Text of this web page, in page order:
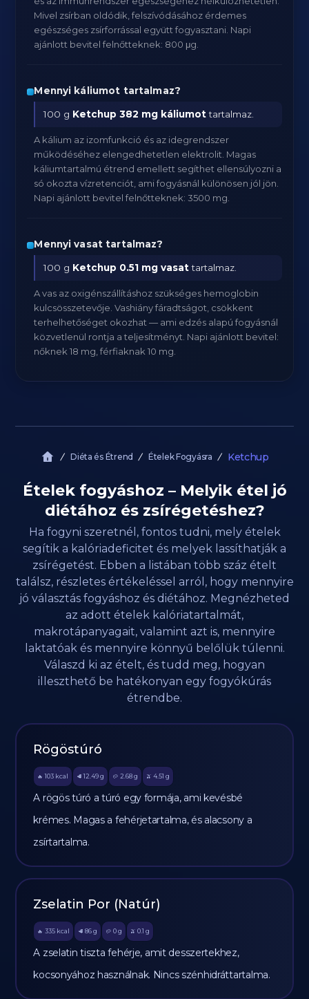
Mivel zsírban oldódik, felszívódásához érdemes
egészséges zsírforrással együtt fogyasztani. Napi
ajánlott bevitel felnőtteknek: 800 μg.
Mennyi káliumot tartalmaz?
100 g Ketchup 382 mg káliumottartalmaz.
A kálium az izomfunkció és az idegrendszer
működéséhez elengedhetetlen elektrolit. Magas
káliumtartalmú étrend emellett segíthet ellensúlyozni a
só okozta vízretenciót, ami fogyásnál különösen jól jön.
Napi ajánlott bevitel felnőtteknek: 3500 mg.
Mennyi vasat tartalmaz?
100 g Ketchup 0.51 mg vasattartalmaz.
A vas az oxigénszállításhoz szükséges hemoglobin
kulcsösszetevője. Vashiány fáradtságot, csökkent
terhelhetőséget okozhat — ami edzés alapú fogyásnál
közvetlenül rontja a teljesítményt. Napi ajánlott bevitel:
nőknek 18 mg, férfiaknak 10 mg.
Diéta és Étrend Ételek Fogyásra Ketchup
Ételek fogyáshoz – Melyik étel jó
diétához és zsírégetéshez?
Ha fogyni szeretnél, fontos tudni, mely ételek
segítik a kalóriadeficitet és melyek lassíthatják a
zsírégetést. Ebben a listában több száz ételt
találsz, részletes értékeléssel arról, hogy mennyire
jó választás fogyáshoz és diétához. Megnézheted
az adott ételek kalóriatartalmát,
makrotápanyagait, valamint azt is, mennyire
laktatóak és mennyire könnyű belőlük túlenni.
Válaszd ki az ételt, és tudd meg, hogyan
illeszthető be hatékonyan egy fogyókúrás
étrendbe.
Rögöstúró
🔥 103 kcal 🥩 12.49 g 🥔 2.68g 🫒 4.51 g
A rögös túró a túró egy formája, ami kevésbé
krémes. Magas a fehérjetartalma, és alacsony a
zsírtartalma.
Zselatin Por (Natúr)
🔥 335 kcal 🥩 86 g 🥔 0g 🫒 0.1 g
A zselatin tiszta fehérje, amit desszertekhez,
kocsonyához használnak. Nincs szénhidráttartalma.